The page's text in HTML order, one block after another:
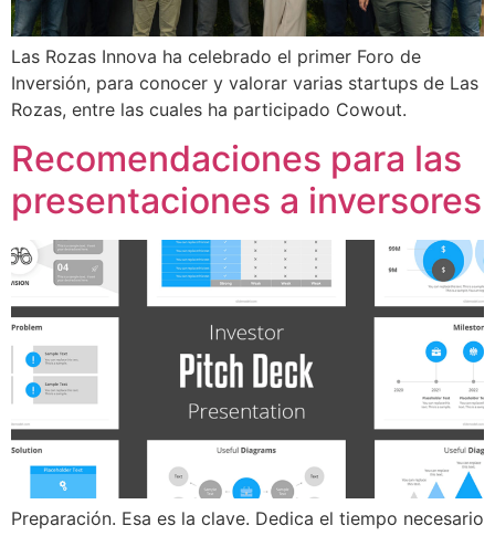
Las Rozas Innova ha celebrado el primer Foro de
Inversión, para conocer y valorar varias startups de Las
Rozas, entre las cuales ha participado Cowout.
Recomendaciones para las
presentaciones a inversores
Preparación. Esa es la clave. Dedica el tiempo necesario